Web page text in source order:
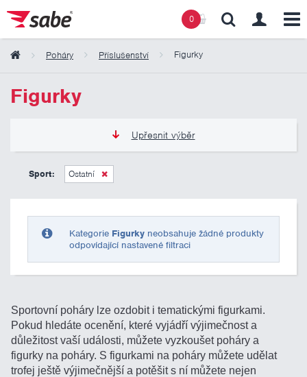
0
Poháry Příslušenství Figurky
Figurky
Upřesnit výběr
0 Kč
Sport: Ostatní
Kategorie Figurky neobsahuje žádné produkty
odpovídající nastavené filtraci
Sportovní poháry lze ozdobit i tematickými figurkami.
Pokud hledáte ocenění, které vyjádří výjimečnost a
důležitost vaší události, můžete vyzkoušet poháry a
figurky na poháry. S figurkami na poháry můžete udělat
trofej ještě výjimečnější a potěšit s ní můžete nejen
Obsah košíku